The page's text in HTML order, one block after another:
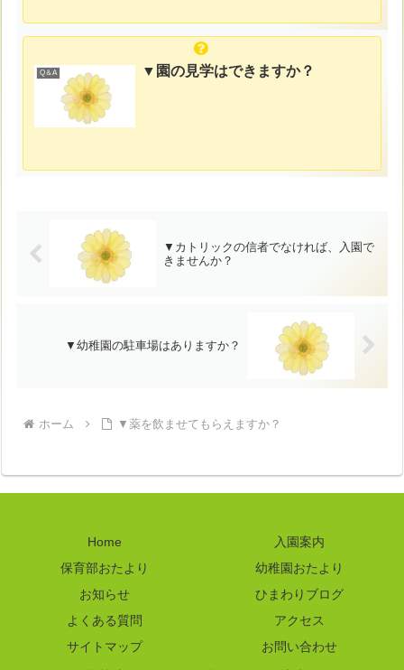
Q＆A ▼園の見学はできますか？
▼カトリックの信者でなければ、入園で
きませんか？
▼幼稚園の駐車場はありますか？
ホーム ▼薬を飲ませてもらえますか？
Home
入園案内
保育部おたより
幼稚園おたより
お知らせ
ひまわりブログ
よくある質問
アクセス
サイトマップ
お問い合わせ